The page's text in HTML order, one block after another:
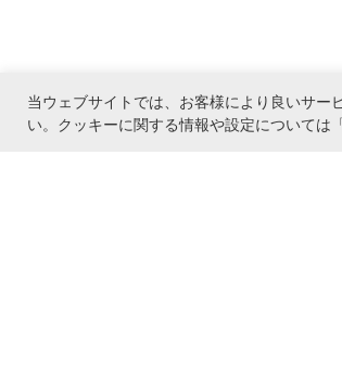
当ウェブサイトでは、お客様により良いサー
い。クッキーに関する情報や設定については